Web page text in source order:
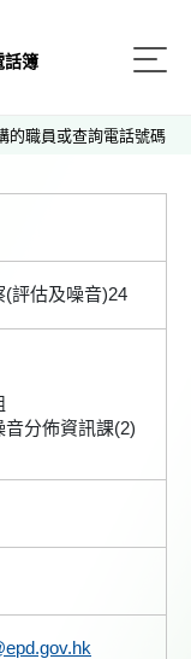
話簿
的職員或查詢電話號碼
(評估及噪音)24
音分佈資訊課(2)